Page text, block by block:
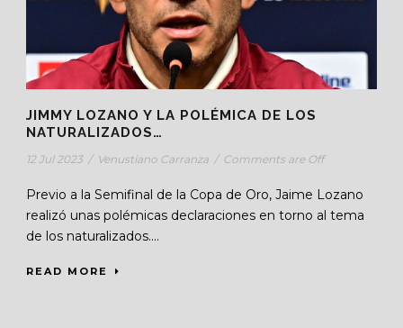
JIMMY LOZANO Y LA POLÉMICA DE LOS
NATURALIZADOS…
12 Jul 2023 / Venustiano Carranza / Comments are Off
Previo a la Semifinal de la Copa de Oro, Jaime Lozano
realizó unas polémicas declaraciones en torno al tema
de los naturalizados....
READ MORE